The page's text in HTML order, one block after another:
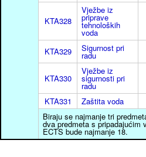
KTA328
Vježbe iz
priprave
tehnoloških
voda
KTA329 Sigurnost pri
radu
KTA330
Vježbe iz
sigurnosti pri
radu
KTA331 Zaštita voda
Biraju se najmanje tri
dva predmeta s pripadajućim
ECTS bude najmanje 18.